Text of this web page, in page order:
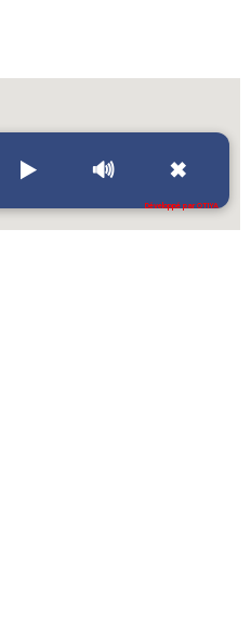
▶️ 🔊 ✖
Développé par OTIYA